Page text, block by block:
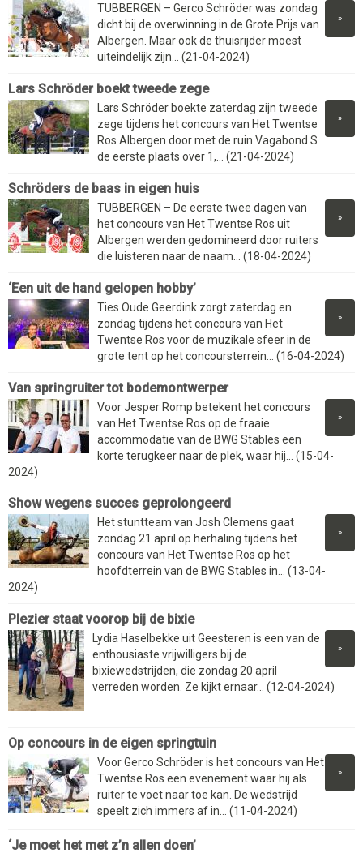
»
TUBBERGEN – Gerco Schröder was zondag
dicht bij de overwinning in de Grote Prijs van
Albergen. Maar ook de thuisrijder moest
uiteindelijk zijn... (21-04-2024)
Lars Schröder boekt tweede zege
»
Lars Schröder boekte zaterdag zijn tweede
zege tijdens het concours van Het Twentse
Ros Albergen door met de ruin Vagabond S
de eerste plaats over 1,... (21-04-2024)
Schröders de baas in eigen huis
»
TUBBERGEN – De eerste twee dagen van
het concours van Het Twentse Ros uit
Albergen werden gedomineerd door ruiters
die luisteren naar de naam... (18-04-2024)
‘Een uit de hand gelopen hobby’
»
Ties Oude Geerdink zorgt zaterdag en
zondag tijdens het concours van Het
Twentse Ros voor de muzikale sfeer in de
grote tent op het concoursterrein... (16-04-2024)
Van springruiter tot bodemontwerper
»
Voor Jesper Romp betekent het concours
van Het Twentse Ros op de fraaie
accommodatie van de BWG Stables een
korte terugkeer naar de plek, waar hij... (15-04-
2024)
Show wegens succes geprolongeerd
»
Het stuntteam van Josh Clemens gaat
zondag 21 april op herhaling tijdens het
concours van Het Twentse Ros op het
hoofdterrein van de BWG Stables in... (13-04-
2024)
Plezier staat voorop bij de bixie
»
Lydia Haselbekke uit Geesteren is een van de
enthousiaste vrijwilligers bij de
bixiewedstrijden, die zondag 20 april
verreden worden. Ze kijkt ernaar... (12-04-2024)
Op concours in de eigen springtuin
»
Voor Gerco Schröder is het concours van Het
Twentse Ros een evenement waar hij als
ruiter te voet naar toe kan. De wedstrijd
speelt zich immers af in... (11-04-2024)
‘Je moet het met z’n allen doen’